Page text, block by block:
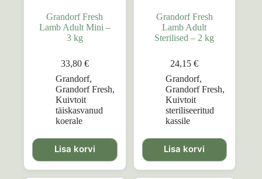
Grandorf Fresh
Lamb Adult Mini –
3 kg
33,80 €
Grandorf,
Grandorf Fresh,
Kuivtoit
täiskasvanud
koerale
Lisa korvi
Grandorf Fresh
Lamb Adult
Sterilised – 2 kg
24,15€
Grandorf,
Grandorf Fresh,
Kuivtoit
steriliseeritud
kassile
Lisa korvi